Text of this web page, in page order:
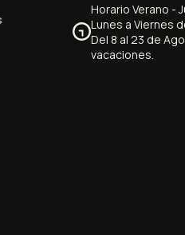
Horario Verano -
Lunes a Viernes
Del 8 al 23 de
vacaciones.